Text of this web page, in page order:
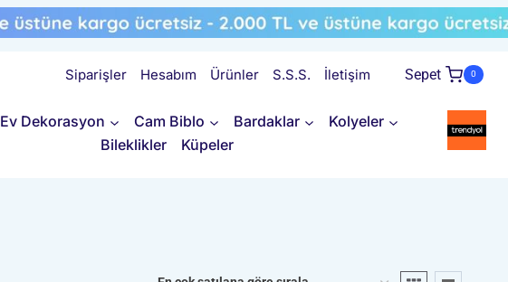
Siparişler Hesabım Ürünler S.S.S. İletişim Sepet 0
Ev Dekorasyon Cam Biblo Bardaklar
Kolyeler
Bileklikler
Küpeler